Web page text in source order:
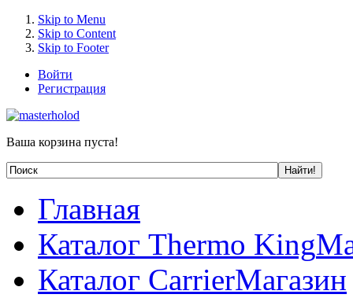
Skip to Menu
Skip to Content
Skip to Footer
Войти
Регистрация
Ваша корзина пуста!
Главная
Каталог Thermo King
Каталог CarrierМагазин